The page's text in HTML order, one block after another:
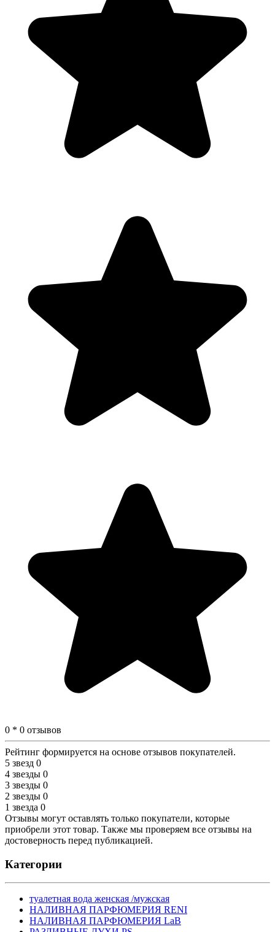
0 * 0 отзывов
Рейтинг формируется на основе отзывов покупателей.
5 звезд 0
4 звезды 0
3 звезды 0
2 звезды 0
1 звезда 0
Отзывы могут оставлять только покупатели, которые
приобрели этот товар. Также мы проверяем все отзывы на
достоверность перед публикацией.
Категории
туалетная вода женская /мужская
НАЛИВНАЯ ПАРФЮМЕРИЯ RENI
НАЛИВНАЯ ПАРФЮМЕРИЯ LaB